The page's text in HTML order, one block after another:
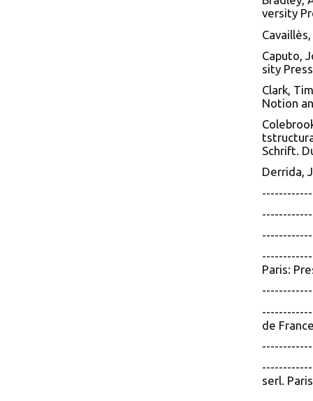
versity
Caputo,
sity
Clark,
Notion
Schrift.
Derrida,
Paris:
de
serl.